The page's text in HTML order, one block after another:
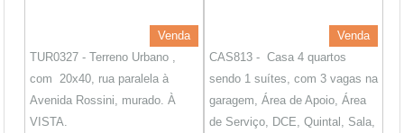
Venda
TUR0327 - Terreno Urbano ,
com 20x40, rua paralela à
Avenida Rossini, murado. À
VISTA.
Venda
CAS813 - Casa 4 quartos
sendo 1 suítes, com 3 vagas na
garagem, Área de Apoio, Área
de Serviço, DCE, Quintal, Sala,